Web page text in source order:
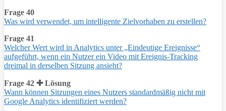
Frage 40
Was wird verwendet, um intelligente Zielvorhaben zu erstellen?
Frage 41
Welcher Wert wird in Analytics unter „Eindeutige Ereignisse“
aufgeführt, wenn ein Nutzer ein Video mit Ereignis-Tracking
dreimal in derselben Sitzung ansieht?
Frage 42 ✚ Lösung
Wann können Sitzungen eines Nutzers standardmäßig nicht mit
Google Analytics identifiziert werden?